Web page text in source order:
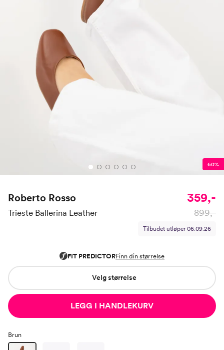
60%
Roberto Rosso
Trieste Ballerina Leather
359,-
899,-
Tilbudet utløper 06.09.26
Velg størrelse
LEGG I HANDLEKURV
Brun